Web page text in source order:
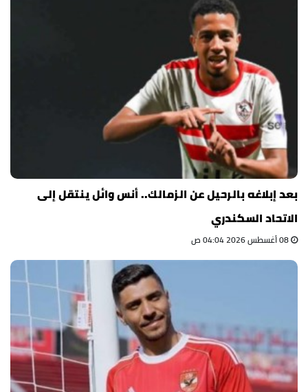
بعد إبلاغه بالرحيل عن الزمالك.. أنس وائل ينتقل إلى
الاتحاد السكندري